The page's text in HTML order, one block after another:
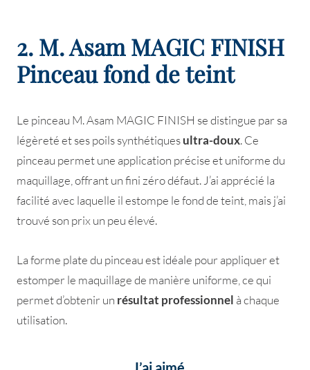
2. M. Asam MAGIC FINISH
Pinceau fond de teint
Le pinceau M. Asam MAGIC FINISH se distingue par sa
légèreté et ses poils synthétiquesultra-doux. Ce
pinceau permet une application précise et uniforme du
maquillage, offrant un fini zéro défaut. J’ai apprécié la
facilité avec laquelle il estompe le fond de teint, mais j’ai
trouvé son prix un peu élevé.
La forme plate du pinceau est idéale pour appliquer et
estomper le maquillage de manière uniforme, ce qui
permet d’obtenir un résultat professionnel à chaque
utilisation.